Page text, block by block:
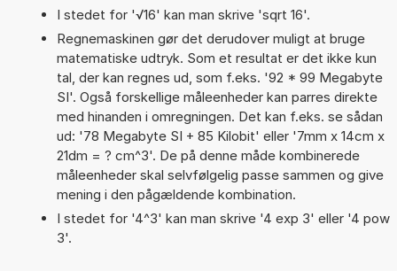
I stedet for '√16' kan man skrive 'sqrt 16'.
Regnemaskinen gør det derudover muligt at bruge
matematiske udtryk. Som et resultat er det ikke kun
tal, der kan regnes ud, som f.eks. '92 * 99 Megabyte
SI'. Også forskellige måleenheder kan parres direkte
med hinanden i omregningen. Det kan f.eks. se sådan
ud: '78 Megabyte SI + 85 Kilobit' eller '7mm x 14cm x
21dm = ? cm^3'. De på denne måde kombinerede
måleenheder skal selvfølgelig passe sammen og give
mening i den pågældende kombination.
I stedet for '4^3' kan man skrive '4 exp 3' eller '4 pow
3'.